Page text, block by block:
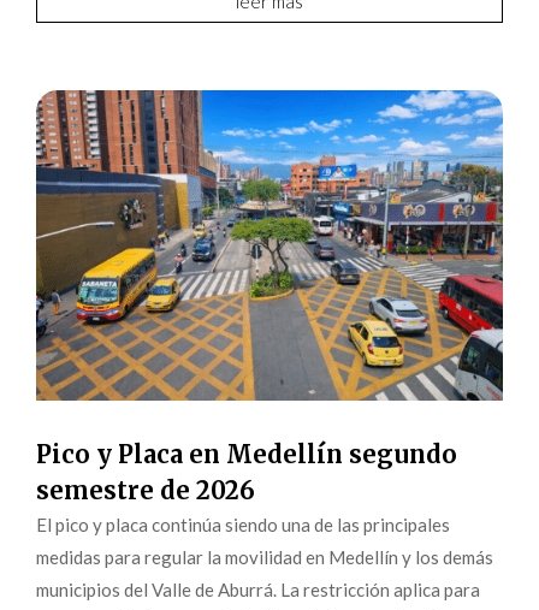
Pico y Placa en Medellín segundo
semestre de 2026
El pico y placa continúa siendo una de las principales
medidas para regular la movilidad en Medellín y los demás
municipios del Valle de Aburrá. La restricción aplica para